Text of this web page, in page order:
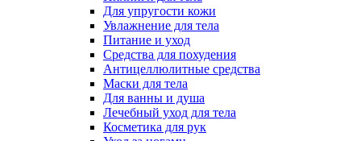
Для упругости кожи
Увлажнение для тела
Питание и уход
Средства для похудения
Антицеллюлитные средства
Маски для тела
Для ванны и душа
Лечебный уход для тела
Косметика для рук